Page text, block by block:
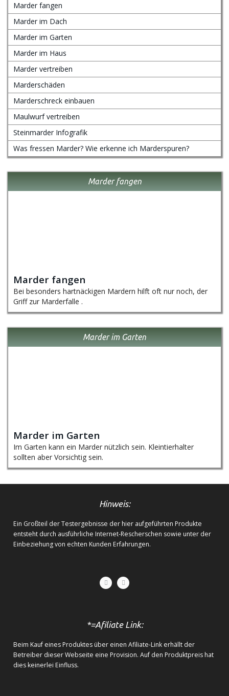
Marder fangen
Marder im Dach
Marder im Garten
Marder im Haus
Marder vertreiben
Marderschäden
Marderschreck einbauen
Maulwurf vertreiben
Steinmarder Infografik
Was fressen Marder? Wie erkenne ich Marderspuren?
Marder fangen
Marder fangen
Bei besonders hartnäckigen Mardern hilft oft nur noch, der
Griff zur Marderfalle .
Marder im Garten
Marder im Garten
Im Garten kann ein Marder nützlich sein. Kleintierhalter
sollten aber Vorsichtig sein.
Hinweis:
Ein Großteil der Testergebnisse der hier aufgeführten Produkte
entsteht durch ausführliche Internet-Rescherschen sowie unter der
Einbeziehung von echten Kunden Erfahrungen.
*=Afiliate Link:
Beim Kauf eines Produktes über einen Afiliate-Link erhällt der
Betreiber dieser Webseite eine Provision. Auf den Produktpreis hat
dies keinerlei Einfluss.